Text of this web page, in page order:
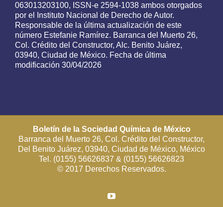
063013203100, ISSN-e 2594-1038 ambos otorgados
por el Instituto Nacional de Derecho de Autor.
Responsable de la última actualización de este
número Estefanie Ramírez. Barranca del Muerto 26,
Col. Crédito del Constructor, Alc. Benito Juárez,
03940, Ciudad de México. Fecha de última
modificación 30/04/2026
Boletín de la Sociedad Química de México
Barranca del Muerto 26, Col. Crédito del Constructor,
Del Benito Juárez, 03940, Ciudad de México, México
Tel. (0155) 56626837 & (0155) 56626823
© 2017 Derechos Reservados.
YouTube